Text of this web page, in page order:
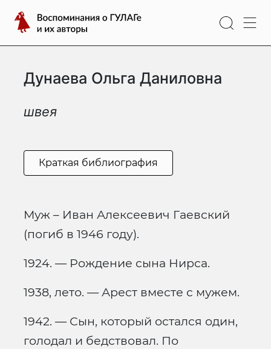
содержимому
Воспоминания
о
ГУЛАГе
Дунаева Ольга Даниловна
швея
Краткая библиография
Муж – Иван Алексеевич Гаевский
(погиб в 1946 году).
1924. — Рождение сына Нирса.
1938, лето. — Арест вместе с мужем.
1942. — Сын, который остался один,
голодал и бедствовал. По